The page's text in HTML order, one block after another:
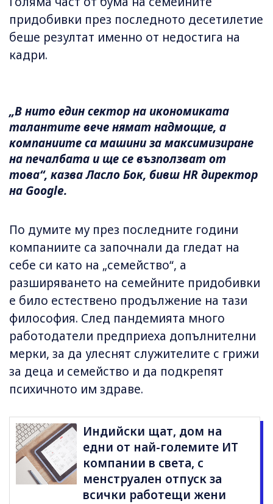
придобивки през последното десетилетие
беше резултат именно от недостига на
кадри.
„В нито един сектор на икономиката
талантите вече нямат надмощие, а
компаниите са машини за максимизиране
на печалбата и ще се възползват от
това“, казва Ласло Бок, бивш HR директор
на Google.
По думите му през последните години
компаниите са започнали да гледат на
себе си като на „семейство“, а
разширяването на семейните придобивки
е било естествено продължение на тази
философия. След пандемията много
работодатели предприеха допълнителни
мерки, за да улеснят служителите с грижи
за деца и семейство и да подкрепят
психичното им здраве.
Индийски щат, дом на
едни от най-големите ИТ
компании в света, с
менструален отпуск за
всички работещи жени